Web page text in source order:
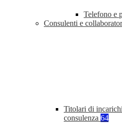
Telefono e
Consulenti e
Titolari di
consulenza 64